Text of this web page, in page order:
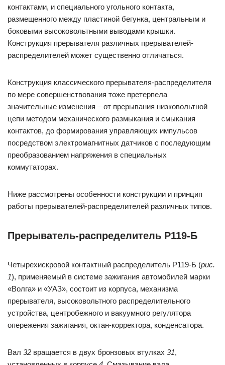
контактами, и специального угольного контакта,
размещенного между пластиной бегунка, центральным и
боковыми высоковольтными выводами крышки.
Конструкция прерывателя различных прерывателей-
распределителей может существенно отличаться.
Конструкция классического прерывателя-распределителя
по мере совершенствования тоже претерпела
значительные изменения – от прерывания низковольтной
цепи методом механического размыкания и смыкания
контактов, до формирования управляющих импульсов
посредством электромагнитных датчиков с последующим
преобразованием напряжения в специальных
коммутаторах.
Ниже рассмотрены особенности конструкции и принцип
работы прерывателей-распределителей различных типов.
Прерыватель-распределитель Р119-Б
Четырехискровой контактный распределитель Р119-Б (рис.
1), применяемый в системе зажигания автомобилей марки
«Волга» и «УАЗ», состоит из корпуса, механизма
прерывателя, высоковольтного распределительного
устройства, центробежного и вакуумного регулятора
опережения зажигания, октан-корректора, конденсатора.
Вал 32 вращается в двух бронзовых втулках 31,